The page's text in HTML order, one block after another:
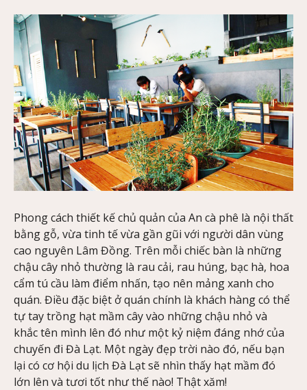
Phong cách thiết kế chủ quản của An cà phê là nội thất
bằng gỗ, vừa tinh tế vừa gần gũi với người dân vùng
cao nguyên Lâm Đồng. Trên mỗi chiếc bàn là những
chậu cây nhỏ thường là rau cải, rau húng, bạc hà, hoa
cẩm tú cầu làm điểm nhấn, tạo nên mảng xanh cho
quán. Điều đặc biệt ở quán chính là khách hàng có thể
tự tay trồng hạt mầm cây vào những chậu nhỏ và
khắc tên mình lên đó như một kỷ niệm đáng nhớ của
chuyến đi Đà Lạt. Một ngày đẹp trời nào đó, nếu bạn
lại có cơ hội du lịch Đà Lạt sẽ nhìn thấy hạt mầm đó
lớn lên và tươi tốt như thế nào! Thật xăm!